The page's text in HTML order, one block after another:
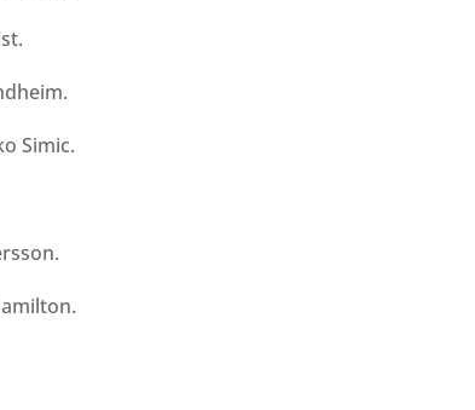
Simic.